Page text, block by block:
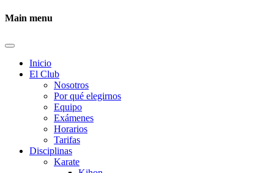
Main menu
Inicio
El Club
Nosotros
Por qué elegirnos
Equipo
Exámenes
Horarios
Tarifas
Disciplinas
Karate